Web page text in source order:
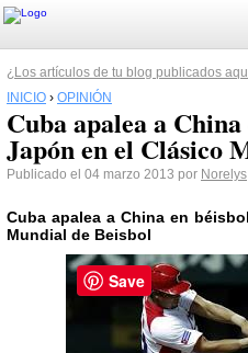
¿Los artículos de tu blog publicados
INICIO › OPINIÓN
Cuba apalea a
Japón en el Clásico
Publicado el 04 marzo 2013 por Norelys
Cuba apalea a China en
Mundial de Beisbol
Save